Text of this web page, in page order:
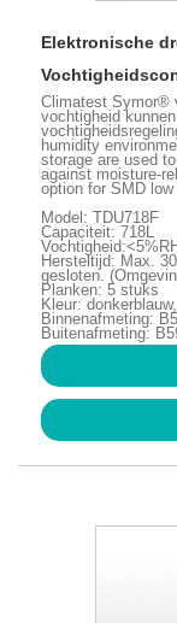
Elektronische
Climatest Symor®
vochtigheid
humidity
storage are used
against moisture-
option for SMD
Model: TDU718F
Capaciteit: 718L
Hersteltijd: Max.
gesloten.
Planken: 5 stuks
Kleur:
Binnenafmeting:
Buitenafmeting: